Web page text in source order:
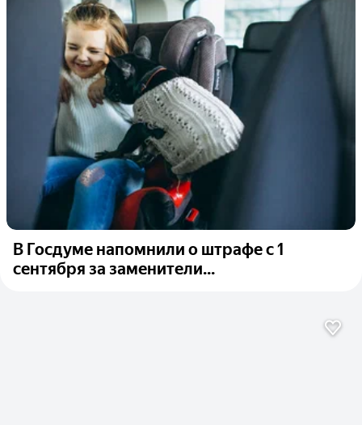
В Госдуме напомнили о штрафе с 1
сентября за заменители...